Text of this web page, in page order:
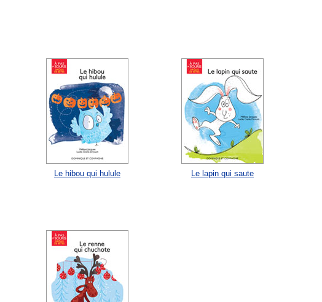
Le hibou qui hulule Le lapin qui saute